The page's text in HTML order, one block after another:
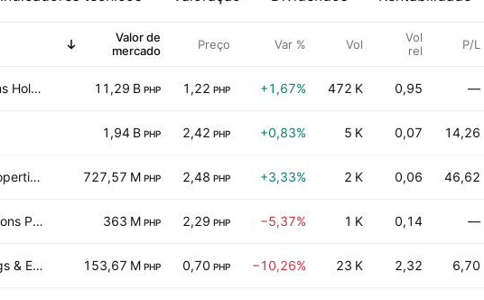
Valor de
mercado
Preço Var % Vol
Vol
rel
P/L
STI Education Systems Holdings, Inc. 11,29 B PHP 1,22 PHP +1,67% 472 K 0,95 —
1,94 B PHP 2,42 PHP +0,83% 5 K 0,07 14,26
Keppel Philippines Properties, Inc. 727,57 M PHP 2,48 PHP +3,33% 2 K 0,06 46,62
Easycall Communications Philippines, Inc. 363 M PHP 2,29 PHP −5,37% 1 K 0,14 —
Metro Alliance Holdings & Equities Corp. Class B 153,67 M PHP 0,70 PHP −10,26% 23 K 2,32 6,70